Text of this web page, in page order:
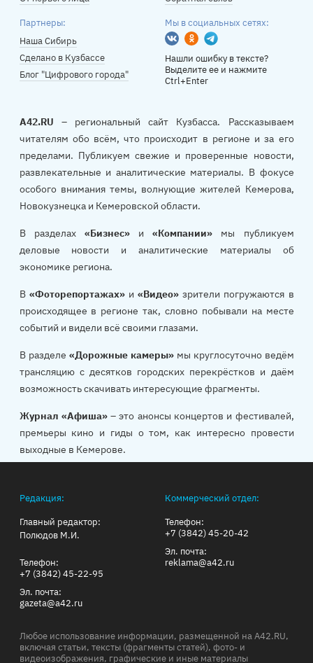
Партнеры:
Наша Сибирь
Сделано в Кузбассе
Блог "Цифрового города"
Мы в социальных сетях:
Вконтакте
Одноклассники
Telegram
Нашли ошибку в тексте?
Выделите ее и нажмите
Ctrl+Enter
A42.RU – региональный сайт Кузбасса. Рассказываем
читателям обо всём, что происходит в регионе и за его
пределами. Публикуем свежие и проверенные новости,
развлекательные и аналитические материалы. В фокусе
особого внимания темы, волнующие жителей Кемерова,
Новокузнецка и Кемеровской области.
В разделах «Бизнес»и«Компании» мы публикуем
деловые новости и аналитические материалы об
экономике региона.
В «Фоторепортажах»и«Видео» зрители погружаются в
происходящее в регионе так, словно побывали на месте
событий и видели всё своими глазами.
В разделе «Дорожные камеры»мы круглосуточно ведём
трансляцию с десятков городских перекрёстков и даём
возможность скачивать интересующие фрагменты.
Журнал «Афиша»– это анонсы концертов и фестивалей,
премьеры кино и гиды о том, как интересно провести
выходные в Кемерове.
Редакция:
Главный редактор:
Полюдов М.И.
Телефон:
+7 (3842) 45-22-95
Эл. почта:
gazeta@a42.ru
Коммерческий отдел:
Телефон:
+7 (3842) 45-20-42
Эл. почта:
reklama@a42.ru
Любое использование информации, размещенной на A42.RU,
включая статьи, тексты (фрагменты статей), фото- и
видеоизображения, графические и иные материалы